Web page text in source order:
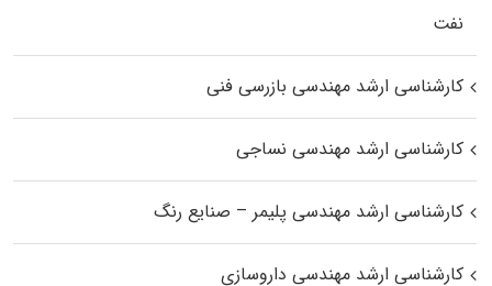
نفت
کارشناسی ارشد مهندسی بازرسی فنی
کارشناسی ارشد مهندسی نساجی
کارشناسی ارشد مهندسی پلیمر – صنایع رنگ
کارشناسی ارشد مهندسی داروسازی